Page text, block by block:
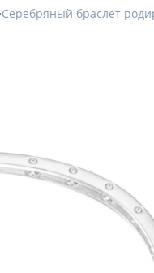
Серебряный браслет